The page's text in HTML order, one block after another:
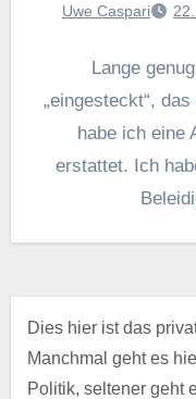
Uwe Caspari
Lange
„eingesteckt“,
habe ich eine
erstattet. Ich
Dies hier ist das
Manchmal geht es
Politik, seltener geht